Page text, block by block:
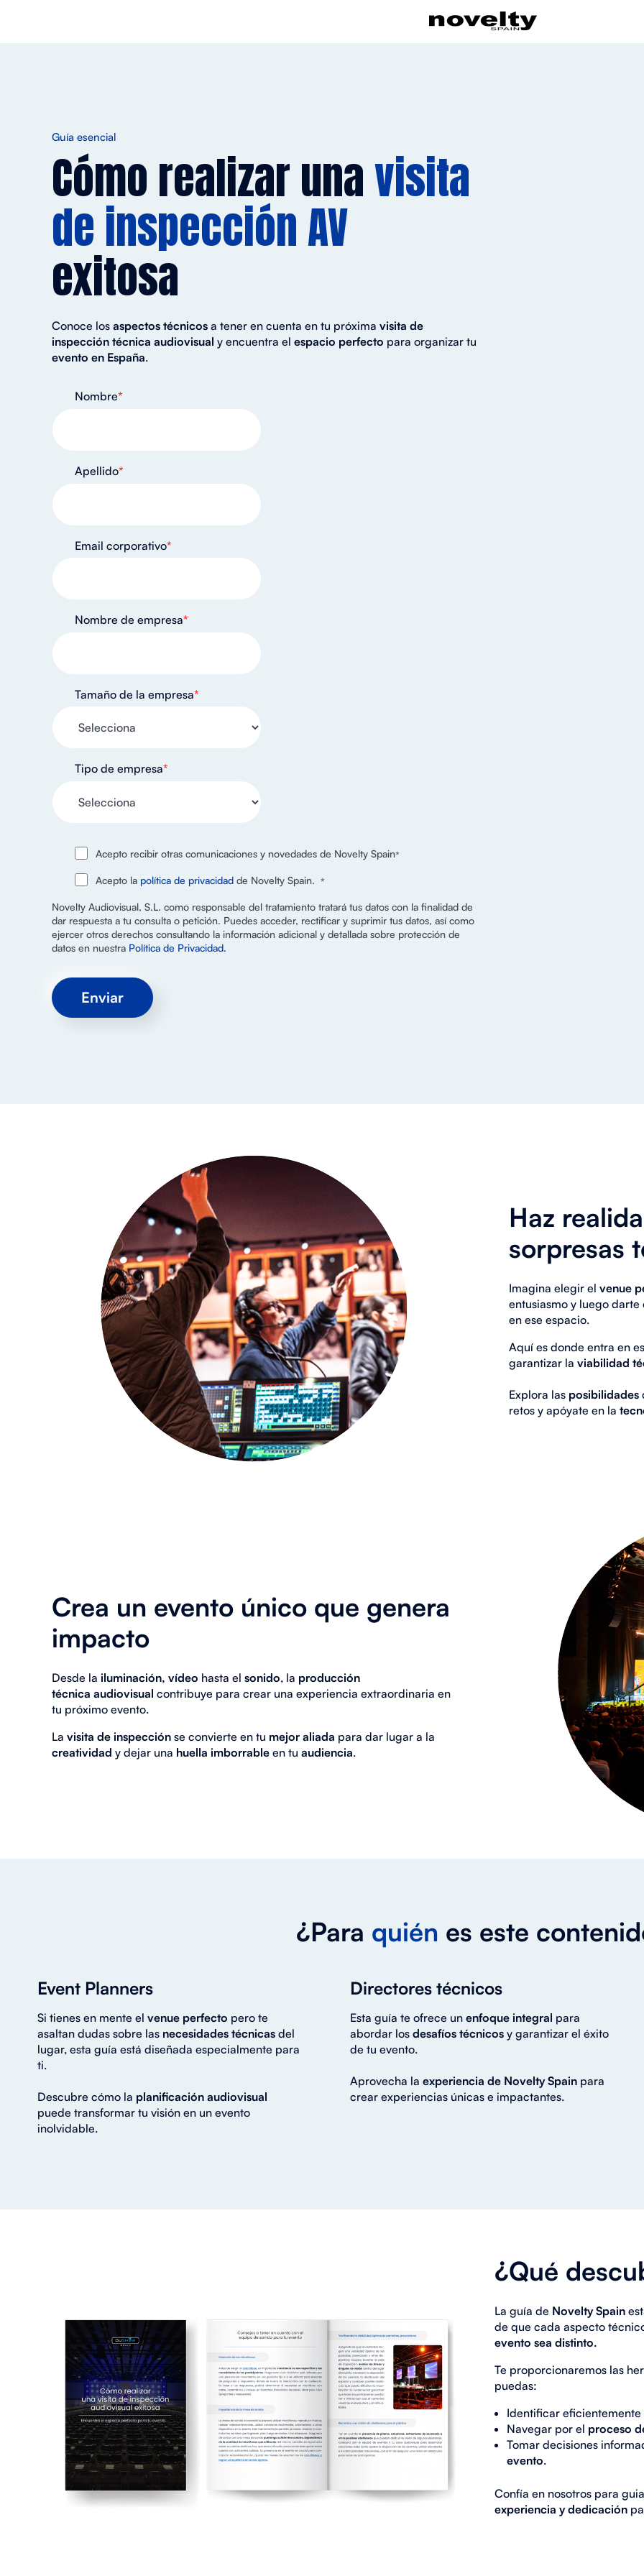
Guía esencial
Cómo realizar unavisita
de inspección AV
exitosa
Conoce los aspectos técnicos a tener en cuenta en tu próxima visita de
inspección técnica audiovisual y encuentra el espacio perfecto para organizar tu
evento en España.
Nombre*
Apellido*
Email corporativo*
Nombre de empresa*
Tamaño de la empresa*
Tipo de empresa*
Acepto recibir otras comunicaciones y novedades de Novelty Spain*
Acepto la política de privacidadde Novelty Spain. *
Novelty Audiovisual, S.L. como responsable del tratamiento tratará tus datos con la finalidad de
dar respuesta a tu consulta o petición. Puedes acceder, rectificar y suprimir tus datos, así como
ejercer otros derechos consultando la información adicional y detallada sobre protección de
datos en nuestra Política de Privacidad.
Haz
sorpresas
Imagina elegir el venue
entusiasmo y luego
en ese espacio.
Aquí es donde entra en
garantizar la viabilidad
Explora las posibilidades
retos y apóyate en la
Crea un evento único que genera
impacto
Desde la iluminación, vídeo hasta el sonido, la producción
técnica audiovisual contribuye para crear una experiencia extraordinaria en
tu próximo evento.
La visita de inspección se convierte en tu mejor aliada para dar lugar a la
creatividad y dejar una huella imborrable en tu audiencia.
¿Para quién es este
Event Planners
Si tienes en mente el venue perfecto pero te
asaltan dudas sobre las necesidades técnicas del
lugar, esta guía está diseñada especialmente para
ti.
Descubre cómo la planificación audiovisual
puede transformar tu visión en un evento
inolvidable.
Directores técnicos
Esta guía te ofrece un enfoque integral para
abordar los desafíos técnicos y garantizar el éxito
de tu evento.
Aprovecha la experiencia de Novelty Spainpara
crear experiencias únicas e impactantes.
¿Qué
La guía de Novelty Spain
de que cada aspecto
evento sea distinto.
Te proporcionaremos las
puedas:
Identificar eficientemente
Navegar por el proceso
Tomar decisiones
evento.
Confía en nosotros para
experiencia y dedicación